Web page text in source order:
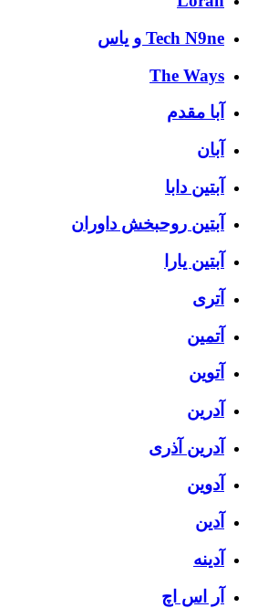
Tech N9ne و یاس
The Ways
آبا مقدم
آبان
آبتین دابا
آبتین روحبخش داوران
آبتین یارا
آتری
آتمین
آتوین
آدرین
آدرین آذری
آدوین
آدین
آدینه
آر اس اچ